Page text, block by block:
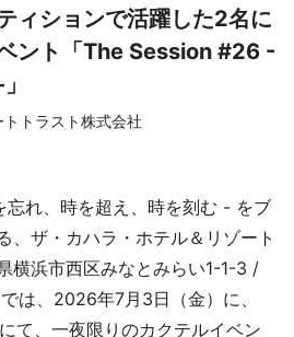
ィションで活躍した2名に
ント「The Session #26 -
トラスト株式会社
れ、時を超え、時を刻む - をブ
、ザ・カハラ・ホテル＆リゾート
横浜市西区みなとみらい1-1-3 /
は、2026年7月3日（金）に、
て、一夜限りのカクテルイベン